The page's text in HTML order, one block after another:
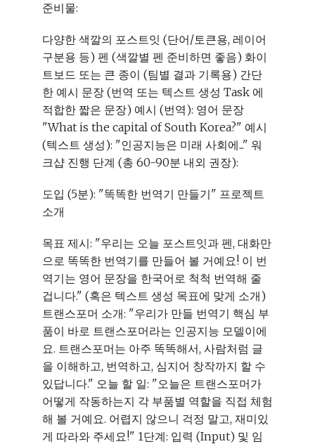
준비물:
다양한 색깔의 포스트잇 (단어/토큰용, 레이어
구분용 등) 펜 (색깔별 펜 준비하면 좋음) 화이
트보드 또는 큰 종이 (팀별 결과 기록용) 간단
한 예시 문장 (번역 또는 텍스트 생성 Task 에
적합한 짧은 문장) 예시 (번역): 영어 문장
"What is the capital of South Korea?" 예시
(텍스트 생성): "인공지능은 미래 사회에..." 워
크샵 진행 단계 (총 60-90분 내외 권장):
도입 (5분): "똑똑한 번역기 만들기" 프로젝트
소개
목표 제시: "우리는 오늘 포스트잇과 펜, 대화만
으로 똑똑한 번역기를 만들어 볼 거예요! 이 번
역기는 영어 문장을 한국어로 척척 번역해 줄
겁니다." (혹은 텍스트 생성 목표에 맞게 소개)
트랜스포머 소개: "우리가 만들 번역기 핵심 부
품이 바로 트랜스포머라는 인공지능 모델이에
요. 트랜스포머는 아주 똑똑해서, 사람처럼 글
을 이해하고, 번역하고, 심지어 창작까지 할 수
있답니다." 오늘 할 일: "오늘은 트랜스포머가
어떻게 작동하는지 각 부품별 역할을 직접 체험
해 볼 거예요. 어렵지 않으니 걱정 말고, 재미있
게 따라와 주세요!" 1단계: 입력 (Input) 및 임